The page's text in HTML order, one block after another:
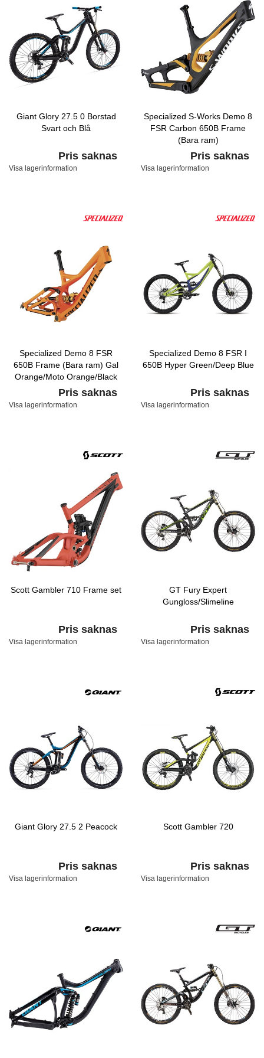
Giant Glory 27.5 0 Borstad
Svart och Blå
Pris saknas
Visa lagerinformation
Specialized S-Works Demo 8
FSR Carbon 650B Frame
(Bara ram)
Carbon/Yellow/White
Pris saknas
Visa lagerinformation
Specialized Demo 8 FSR
650B Frame (Bara ram) Gal
Orange/Moto Orange/Black
Pris saknas
Visa lagerinformation
Specialized Demo 8 FSR I
650B Hyper Green/Deep Blue
Pris saknas
Visa lagerinformation
Scott Gambler 710 Frame set
Pris saknas
Visa lagerinformation
GT Fury Expert
Gungloss/Slimeline
Pris saknas
Visa lagerinformation
Giant Glory 27.5 2 Peacock
Pris saknas
Visa lagerinformation
Scott Gambler 720
Pris saknas
Visa lagerinformation